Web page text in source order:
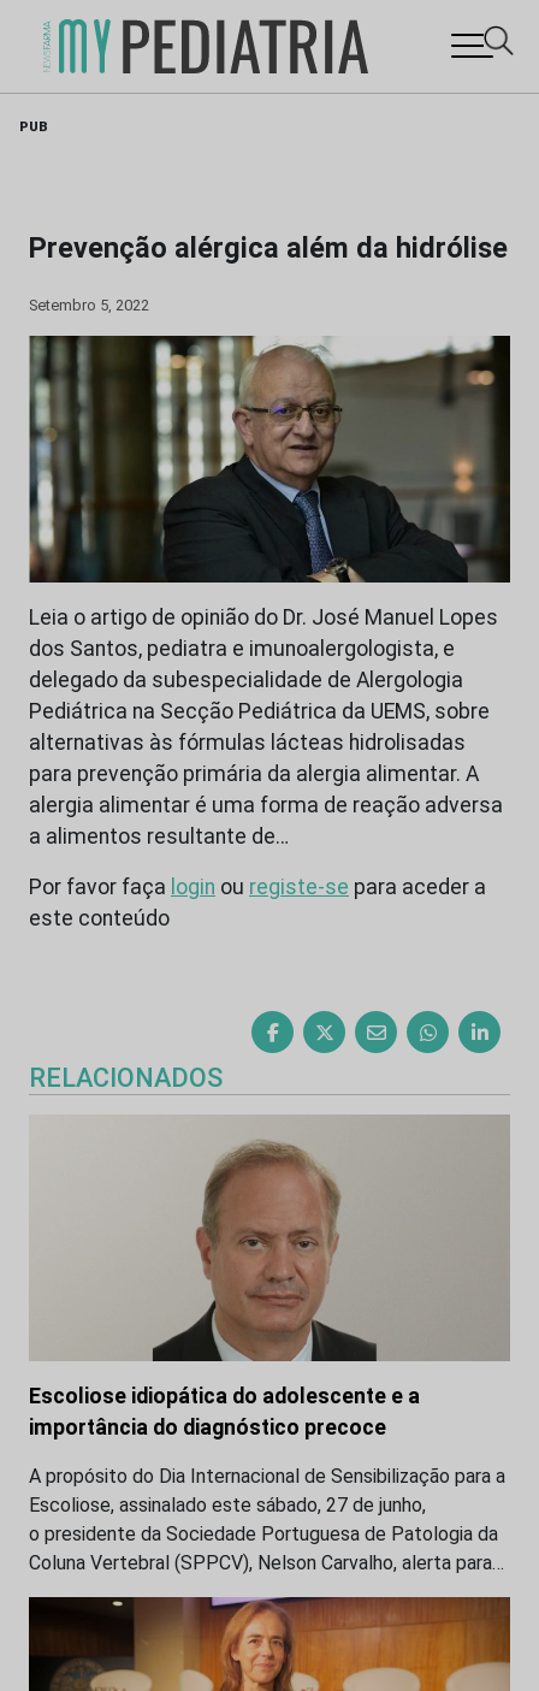
PUB
Prevenção alérgica além da hidrólise
Setembro 5, 2022
Leia o artigo de opinião do Dr. José Manuel Lopes
dos Santos, pediatra e imunoalergologista, e
delegado da subespecialidade de Alergologia
Pediátrica na Secção Pediátrica da UEMS, sobre
alternativas às fórmulas lácteas hidrolisadas
para prevenção primária da alergia alimentar. A
alergia alimentar é uma forma de reação adversa
a alimentos resultante de…
Por favor faça login ou registe-se para aceder a
este conteúdo
RELACIONADOS
Escoliose idiopática do adolescente e a
importância do diagnóstico precoce
A propósito do Dia Internacional de Sensibilização para a
Escoliose, assinalado este sábado, 27 de junho,
o presidente da Sociedade Portuguesa de Patologia da
Coluna Vertebral (SPPCV), Nelson Carvalho, alerta para…